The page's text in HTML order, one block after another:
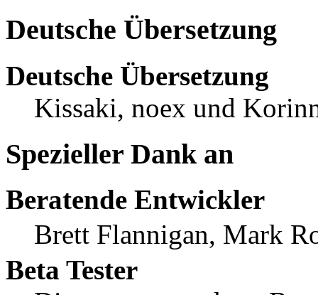
Deutsche Übersetzung
Deutsche Übersetzung
Kissaki, noex und
Spezieller Dank an
Beratende Entwickler
Brett Flannigan, Mark
Beta Tester